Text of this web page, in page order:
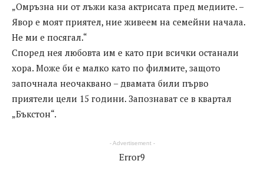
„Омръзна ни от лъжи каза актрисата пред медиите. –
Явор е моят приятел, ние живеем на семейни начала.
Не ми е посягал.“
Според нея любовта им е като при всички останали
хора. Може би е малко като по филмите, защото
започнала неочаквано – двамата били първо
приятели цели 15 години. Запознават се в квартал
„Бъкстон“.
- Advertisement -
Error9